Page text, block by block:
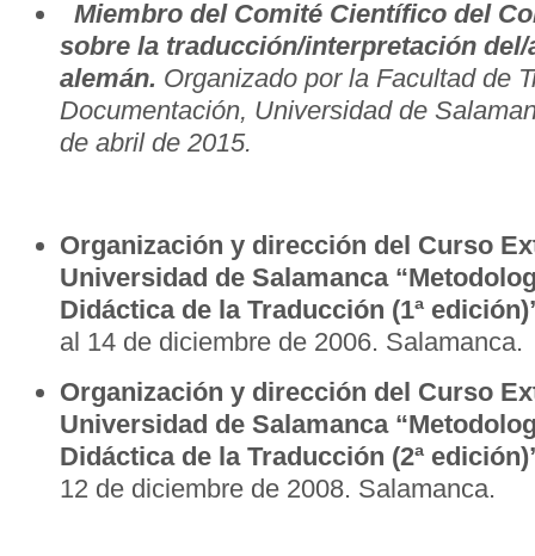
Miembro del Comité Científico del
sobre la traducción/interpretación del/
alemán. Organizado por la Facultad de
Documentación, Universidad de
de abril de 2015.
Organización y dirección del Curso
Universidad de Salamanca
Didáctica de la Traducción (1ª
al 14 de diciembre de 2006. Salamanca.
Organización y dirección del Curso
Universidad de Salamanca
Didáctica de la Traducción (2ª
12 de diciembre de 2008. Salamanca.